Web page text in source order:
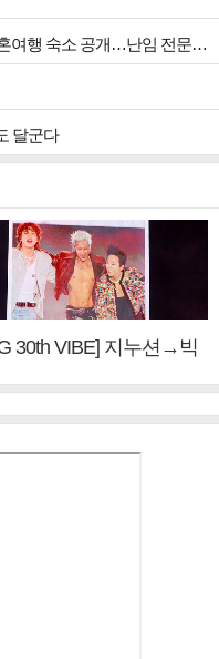
'미운 우리 새끼' 김준호·김지민, 경주 신혼여행 숙소 공개…난임 전문 한의원 방문
달군다
30th VIBE] 지누션→빅